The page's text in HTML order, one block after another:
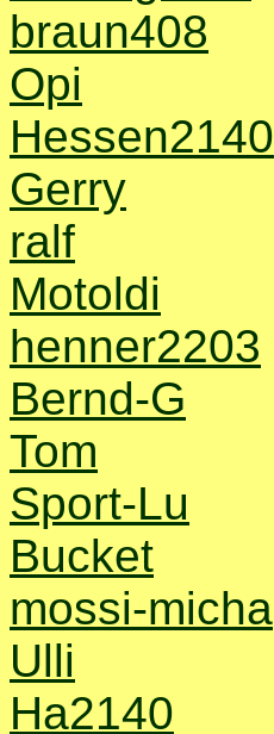
braun408
Opi
Hessen2140
Gerry
ralf
Motoldi
henner2203
Bernd-G
Tom
Sport-Lu
Bucket
mossi-micha
Ulli
Ha2140